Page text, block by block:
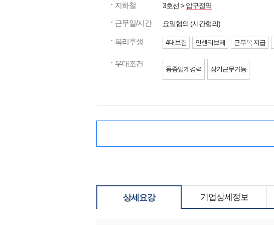
지하철 3호선 >압구정역
근무일/시간 요일협의 (시간협의)
복리후생 4대보험 인센티브제 근무복 지급
우대조건
동종업계경력 장기근무가능
상세요강 기업상세정보